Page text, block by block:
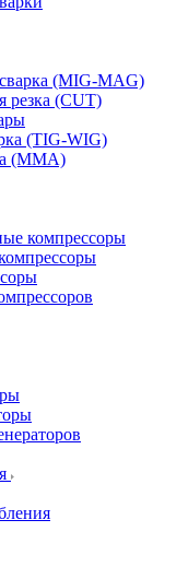
(MIG-MAG)
резка (CUT)
(TIG-WIG)
(MMA)
компрессоры